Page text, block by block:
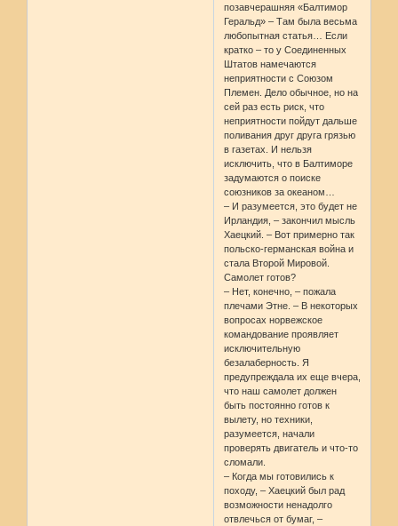
позавчерашняя «Балтимор
Геральд» – Там была весьма
любопытная статья… Если
кратко – то у Соединенных
Штатов намечаются
неприятности с Союзом
Племен. Дело обычное, но на
сей раз есть риск, что
неприятности пойдут дальше
поливания друг друга грязью
в газетах. И нельзя
исключить, что в Балтиморе
задумаются о поиске
союзников за океаном…
– И разумеется, это будет не
Ирландия, – закончил мысль
Хаецкий. – Вот примерно так
польско-германская война и
стала Второй Мировой.
Самолет готов?
– Нет, конечно, – пожала
плечами Этне. – В некоторых
вопросах норвежское
командование проявляет
исключительную
безалаберность. Я
предупреждала их еще вчера,
что наш самолет должен
быть постоянно готов к
вылету, но техники,
разумеется, начали
проверять двигатель и что-то
сломали.
– Когда мы готовились к
походу, – Хаецкий был рад
возможности ненадолго
отвлечься от бумаг, –